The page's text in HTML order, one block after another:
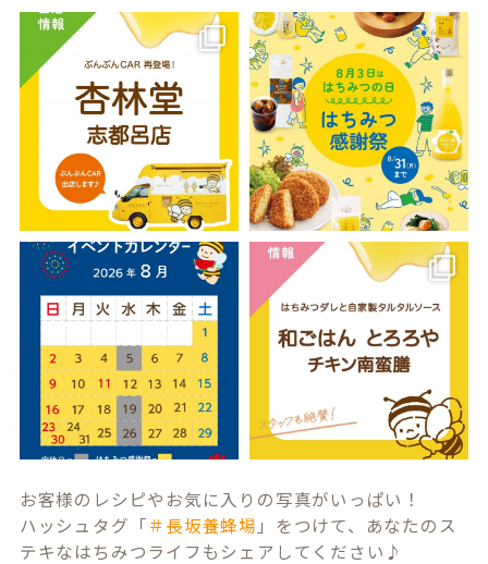
お客様のレシピやお気に入りの写真がいっぱい！
ハッシュタグ「＃長坂養蜂場 」をつけて、あなたのス
テキなはちみつライフもシェアしてください♪